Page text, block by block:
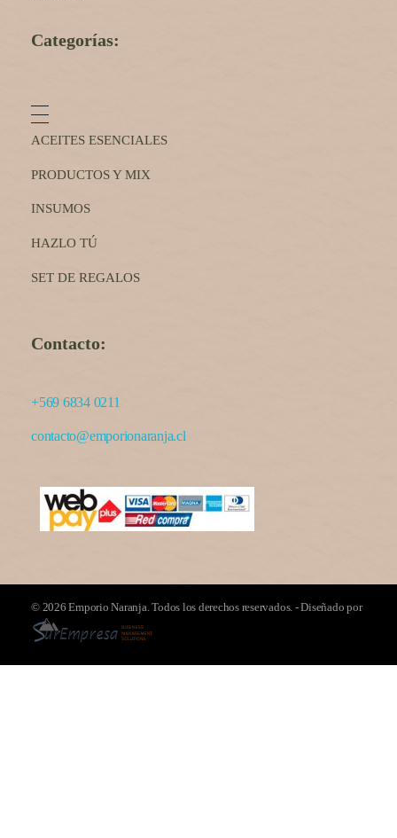
Categorías:
ACEITES ESENCIALES
PRODUCTOS Y MIX
INSUMOS
HAZLO TÚ
SET DE REGALOS
Contacto:
+569 6834 0211
contacto@emporionaranja.cl
© 2026 Emporio Naranja. Todos los derechos reservados. - Diseñado por